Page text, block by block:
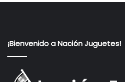
¡Bienvenido a Nación Juguetes!